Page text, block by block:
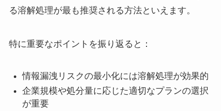
る溶解処理が最も推奨される方法といえます。
特に重要なポイントを振り返ると：
情報漏洩リスクの最小化には溶解処理が効果的
企業規模や処分量に応じた適切なプランの選択
が重要